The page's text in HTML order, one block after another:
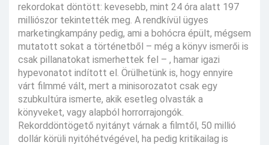
rekordokat döntött: kevesebb, mint 24 óra alatt 197
milliószor tekintették meg. A rendkívül ügyes
marketingkampány pedig, ami a bohócra épült, mégsem
mutatott sokat a történetből – még a könyv ismerői is
csak pillanatokat ismerhettek fel – , hamar igazi
hypevonatot indított el. Örülhetünk is, hogy ennyire
várt filmmé vált, mert a minisorozatot csak egy
szubkultúra ismerte, akik esetleg olvasták a
könyveket, vagy alapból horrorrajongók.
Rekorddöntögető nyitányt várnak a filmtől, 50 millió
dollár körüli nyitóhétvégével, ha pedig kritikailag is